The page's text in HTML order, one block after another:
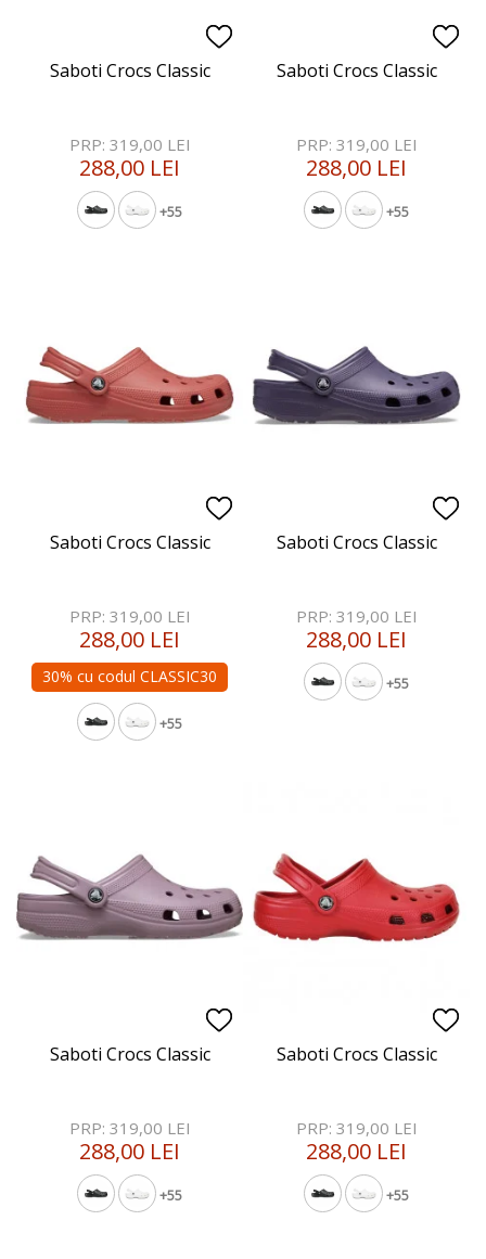
Saboti Crocs Classic
+55
PRP: 319,00 LEI
288,00 LEI
Saboti Crocs Classic
+55
PRP: 319,00 LEI
288,00 LEI
Saboti Crocs Classic
+55
PRP: 319,00 LEI
288,00 LEI
30% cu codul CLASSIC30
Saboti Crocs Classic
+55
PRP: 319,00 LEI
288,00 LEI
Saboti Crocs Classic
+55
PRP: 319,00 LEI
288,00 LEI
Saboti Crocs Classic
+55
PRP: 319,00 LEI
288,00 LEI